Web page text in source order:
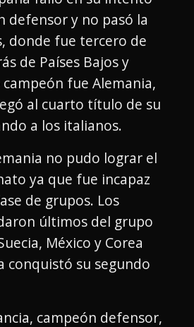
defensor y no pasó la
donde fue tercero de
de Países Bajos y
campeón fue Alemania,
al cuarto título de su
a los italianos.
no pudo lograr el
ya que fue incapaz
de grupos. Los
últimos del grupo
México y Corea
conquistó su segundo
campeón defensor,